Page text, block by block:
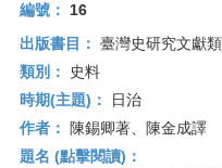
編號：
16
出版書目： 臺灣史研究文獻
類別：
史料
時期(主題)：
日治
作者：
陳錫卿著、陳金成譯
題名 (點擊閱讀)：